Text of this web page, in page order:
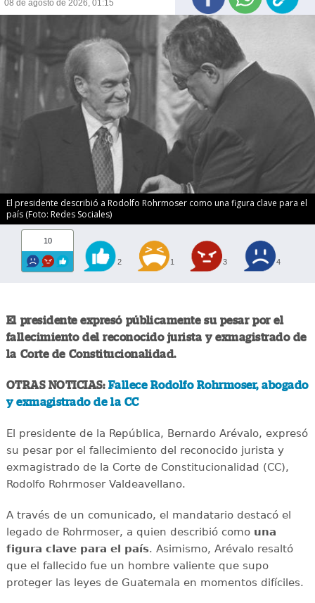
08 de agosto de 2026, 01:15
El presidente describió a Rodolfo Rohrmoser como una figura clave para el
país (Foto: Redes Sociales)
10
2 1 3 4
El presidente expresó públicamente su pesar por el
fallecimiento del reconocido jurista y exmagistrado de
la Corte de Constitucionalidad.
OTRAS NOTICIAS: Fallece Rodolfo Rohrmoser, abogado
y exmagistrado de la CC
El presidente de la República, Bernardo Arévalo, expresó
su pesar por el fallecimiento del reconocido jurista y
exmagistrado de la Corte de Constitucionalidad (CC),
Rodolfo Rohrmoser Valdeavellano.
A través de un comunicado, el mandatario destacó el
legado de Rohrmoser, a quien describió comouna
figura clave para el país. Asimismo, Arévalo resaltó
que el fallecido fue un hombre valiente que supo
proteger las leyes de Guatemala en momentos difíciles.